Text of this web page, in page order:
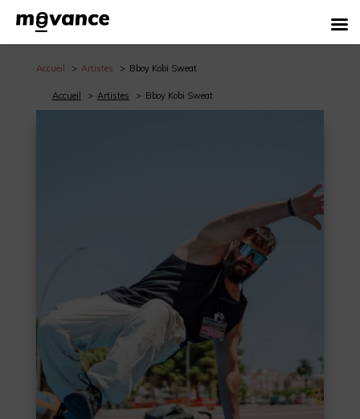
Accueil Artistes Bboy Kobi Sweat
Accueil Artistes Bboy Kobi Sweat